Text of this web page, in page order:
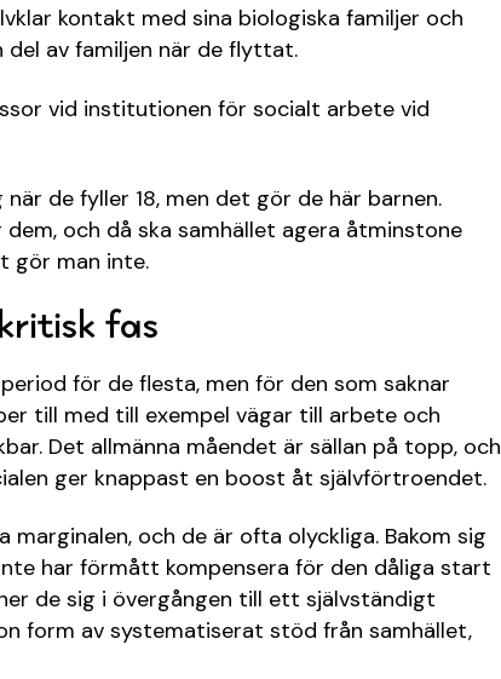
kontakt med sina biologiska familjer och
del av familjen när de flyttat.
vid institutionen för socialt arbete vid
de fyller 18, men det gör de här barnen.
och då ska samhället agera åtminstone
gör man inte.
fas
för de flesta, men för den som saknar
till med till exempel vägar till arbete och
Det allmänna måendet är sällan på topp, och
ger knappast en boost åt självförtroendet.
marginalen, och de är ofta olyckliga. Bakom sig
har förmått kompensera för den dåliga start
de sig i övergången till ett självständigt
form av systematiserat stöd från samhället,